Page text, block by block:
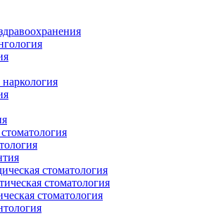
стоматология
стоматология
стоматология